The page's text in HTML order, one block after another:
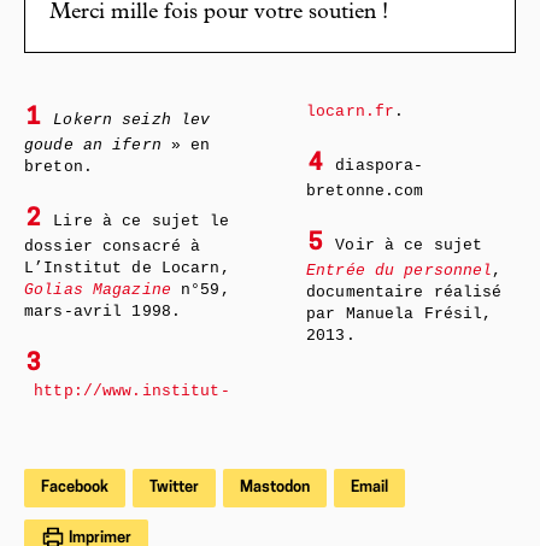
Merci mille fois pour votre soutien !
1
Lokern seizh lev
goude an ifern » en
breton.
2
Lire à ce sujet le
dossier consacré à
L’Institut de Locarn,
Golias Magazine n°59,
mars-avril 1998.
3
http://www.institut-
locarn.fr .
4
diaspora-
bretonne.com
5
Voir à ce sujet
Entrée du personnel ,
documentaire réalisé
par Manuela Frésil,
2013.
Facebook Twitter Mastodon Email
Imprimer